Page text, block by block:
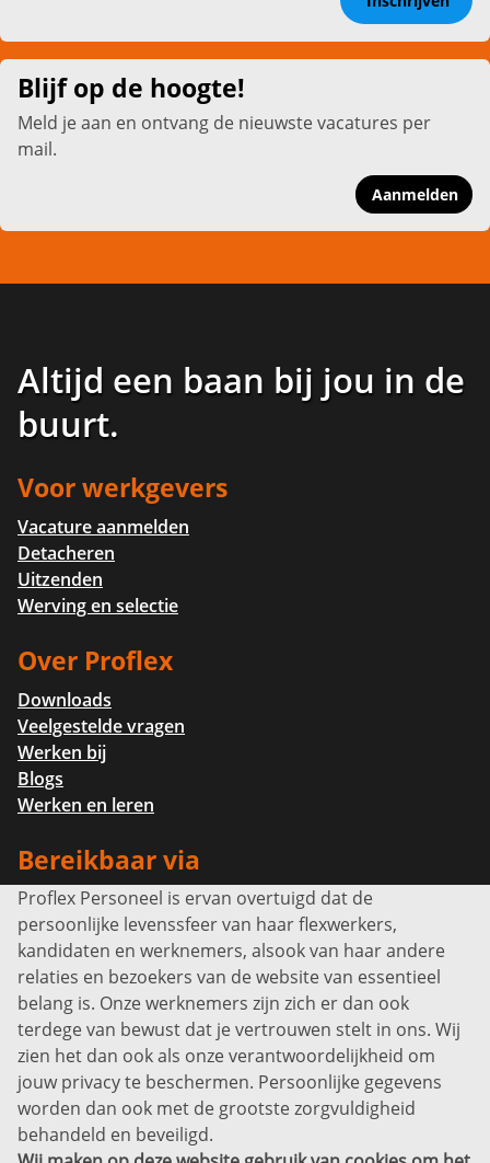
Blijf op de hoogte!
Meld je aan en ontvang de nieuwste vacatures per
mail.
Aanmelden
Altijd een baan bij jou in de
buurt.
Voor werkgevers
Vacature aanmelden
Detacheren
Uitzenden
Werving en selectie
Over Proflex
Downloads
Veelgestelde vragen
Werken bij
Blogs
Werken en leren
Bereikbaar via
Info@proflexpersoneel.nl
Bel ons:+31 (0)85 0450040
Prins Willem-Alexanderlaan 301
7311 SW Apeldoorn
Disclaimer
Privacyverklaring
Sitemap
Copyright
Proflex Personeel is ervan overtuigd dat de
persoonlijke levenssfeer van haar flexwerkers,
kandidaten en werknemers, alsook van haar andere
relaties en bezoekers van de website van essentieel
belang is. Onze werknemers zijn zich er dan ook
terdege van bewust dat je vertrouwen stelt in ons. Wij
zien het dan ook als onze verantwoordelijkheid om
jouw privacy te beschermen. Persoonlijke gegevens
worden dan ook met de grootste zorgvuldigheid
behandeld en beveiligd.